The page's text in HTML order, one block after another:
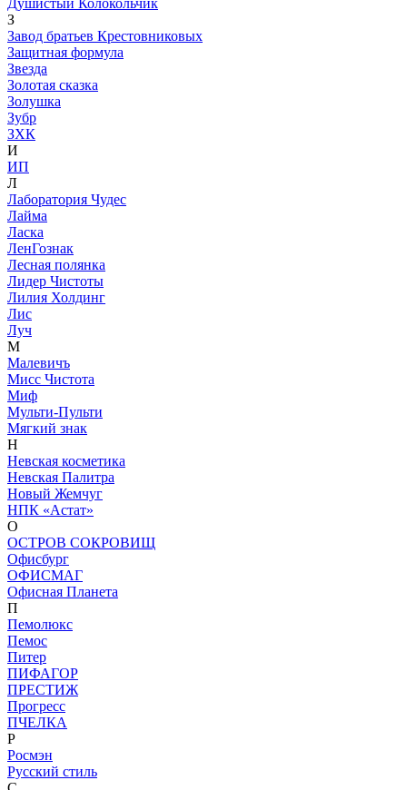
Душистый Колокольчик
З
Завод братьев Крестовниковых
Защитная формула
Звезда
Золотая сказка
Золушка
Зубр
ЗХК
И
ИП
Л
Лаборатория Чудес
Лайма
Ласка
ЛенГознак
Лесная полянка
Лидер Чистоты
Лилия Холдинг
Лис
Луч
М
Малевичъ
Мисс Чистота
Миф
Мульти-Пульти
Мягкий знак
Н
Невская косметика
Невская Палитра
Новый Жемчуг
НПК «Астат»
О
ОСТРОВ СОКРОВИЩ
Офисбург
ОФИСМАГ
Офисная Планета
П
Пемолюкс
Пемос
Питер
ПИФАГОР
ПРЕСТИЖ
Прогресс
ПЧЕЛКА
Р
Росмэн
Русский стиль